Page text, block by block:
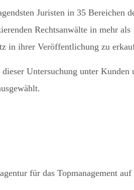
Juristen in 35 Bereichen
Rechtsanwälte in mehr
in ihrer Veröffentlichung zu
Untersuchung unter
für das Topmanagement